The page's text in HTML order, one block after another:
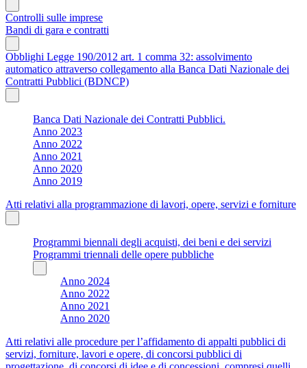
Controlli sulle imprese
Bandi di gara e contratti
Obblighi Legge 190/2012 art. 1 comma 32: assolvimento
automatico attraverso collegamento alla Banca Dati Nazionale dei
Contratti Pubblici (BDNCP)
Banca Dati Nazionale dei Contratti Pubblici.
Anno 2023
Anno 2022
Anno 2021
Anno 2020
Anno 2019
Atti relativi alla programmazione di lavori, opere, servizi e forniture
Programmi biennali degli acquisti, dei beni e dei servizi
Programmi triennali delle opere pubbliche
Anno 2024
Anno 2022
Anno 2021
Anno 2020
Atti relativi alle procedure per l’affidamento di appalti pubblici di
servizi, forniture, lavori e opere, di concorsi pubblici di